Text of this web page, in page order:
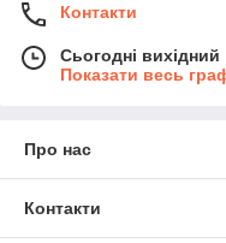
Контакти
Сьогодні вихідний
Показати весь
Про нас
Контакти